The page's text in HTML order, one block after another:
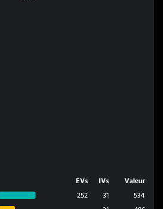
EVs IVs
Valeur
252 31
534